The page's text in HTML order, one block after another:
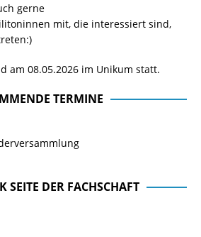
gerne
mit, die interessiert sind,
am 08.05.2026 im Unikum statt.
TERMINE
SEITE DER FACHSCHAFT